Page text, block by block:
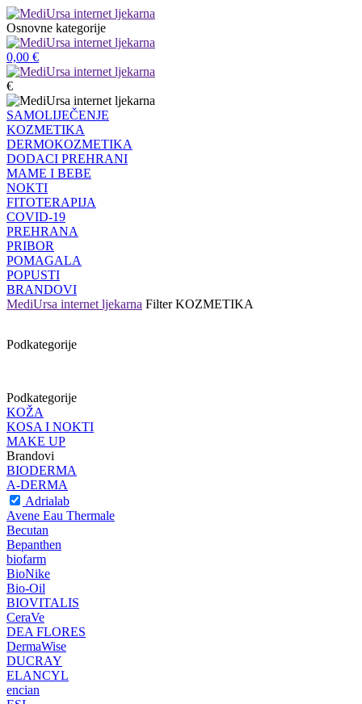
Osnovne kategorije
0,00 €
€
SAMOLIJEČENJE
KOZMETIKA
DERMOKOZMETIKA
DODACI PREHRANI
MAME I BEBE
NOKTI
FITOTERAPIJA
COVID-19
PREHRANA
PRIBOR
POMAGALA
POPUSTI
BRANDOVI
MediUrsa internet ljekarna Filter KOZMETIKA
Podkategorije
Podkategorije
KOŽA
KOSA I NOKTI
MAKE UP
Brandovi
BIODERMA
A-DERMA
Adrialab
Avene Eau Thermale
Becutan
Bepanthen
biofarm
BioNike
Bio-Oil
BIOVITALIS
CeraVe
DEA FLORES
DermaWise
DUCRAY
ELANCYL
encian